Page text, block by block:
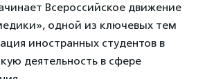
Всероссийское движение
одной из ключевых тем
иностранных студентов в
деятельность в сфере